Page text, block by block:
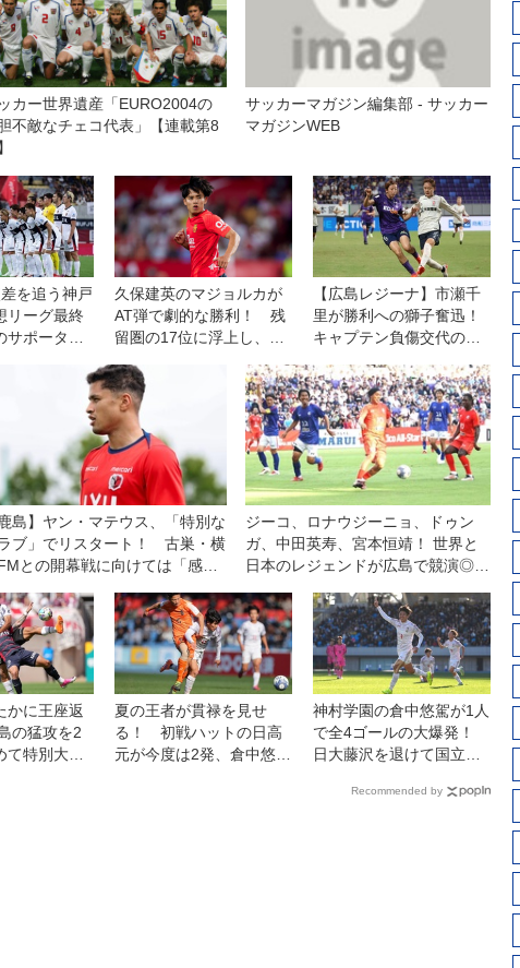
カー世界遺産「EURO2004の
不敵なチェコ代表」【連載第8
サッカーマガジン編集部 - サッカー
マガジンWEB
差を追う神戸
リーグ最終
ポーター
「奇跡を
緒に」
久保建英のマジョルカが
AT弾で劇的な勝利！ 残
留圏の17位に浮上し、運
ン】
【広島レジーナ】市瀬千
里が勝利への獅子奮迅！
キャプテン負傷交代の緊
ころを、全部自分がや
る」
鹿島】ヤン・マテウス、「特別な
ブ」でリスタート！ 古巣・横
との開幕戦に向けては「感情
」
ジーコ、ロナウジーニョ、ドゥン
ガ、中田英寿、宮本恒靖！ 世界と
日本のレジェンドが広島で競演◎ジ
かに王座返
の猛攻を2
特別大会
夏の王者が貫禄を見せ
る！ 初戦ハットの日高
元が今度は2発、倉中悠駕
神村学園の倉中悠駕が1人
で全4ゴールの大爆発！
日大藤沢を退けて国立競
Recommended by